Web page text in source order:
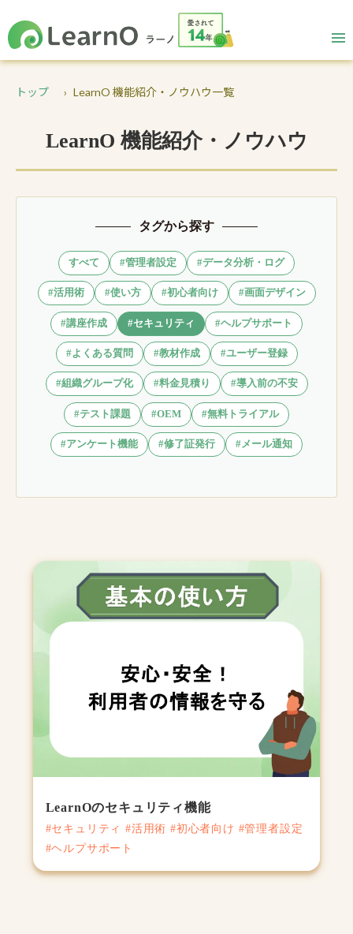
トップ LearnO 機能紹介・ノウハウ一覧
LearnO 機能紹介・ノウハウ
タグから探す
すべて #管理者設定 #データ分析・ログ
#活用術 #使い方 #初心者向け #画面デザイン
#講座作成 #セキュリティ #ヘルプサポート
#よくある質問 #教材作成 #ユーザー登録
#組織グループ化 #料金見積り #導入前の不安
#テスト課題 #OEM #無料トライアル
#アンケート機能 #修了証発行 #メール通知
LearnOのセキュリティ機能
#セキュリティ #活用術 #初心者向け #管理者設定
#ヘルプサポート